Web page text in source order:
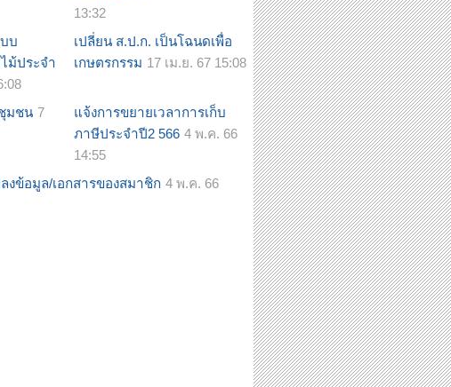
13:32
บ
ม้ประจำ
เปลี่ยน ส.ป.ก. เป็นโฉนดเพื่อ
เกษตรกรรม 17 เม.ย. 67 15:08
มชน 7
แจ้งการขยายเวลาการเก็บ
ภาษีประจำปี2 566 4 พ.ค. 66
14:55
งข้อมูล/เอกสารของสมาชิก 4 พ.ค. 66